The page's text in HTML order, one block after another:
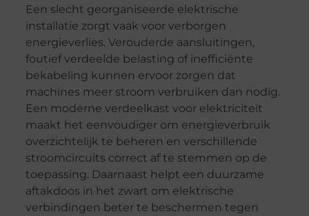
Een slecht georganiseerde elektrische
installatie zorgt vaak voor verborgen
energieverlies. Verouderde aansluitingen,
foutief verdeelde belasting of inefficiënte
bekabeling kunnen ervoor zorgen dat
machines meer stroom verbruiken dan nodig.
Een moderne verdeelkast voor elektriciteit
maakt het eenvoudiger om energieverbruik
overzichtelijk te beheren en verschillende
stroomcircuits correct af te stemmen op de
toepassing. Daarnaast helpt een duurzame
aftakdoos in het zwart om elektrische
verbindingen beter te beschermen tegen